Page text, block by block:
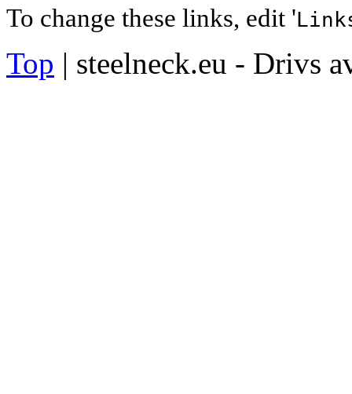
To change these links, edit '
Top | steelneck.eu - Drivs